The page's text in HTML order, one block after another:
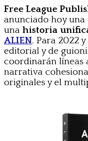
Free League
anunciado hoy
una historia
ALIEN. Para 2022
editorial y de
coordinarán líneas
narrativa
originales y el